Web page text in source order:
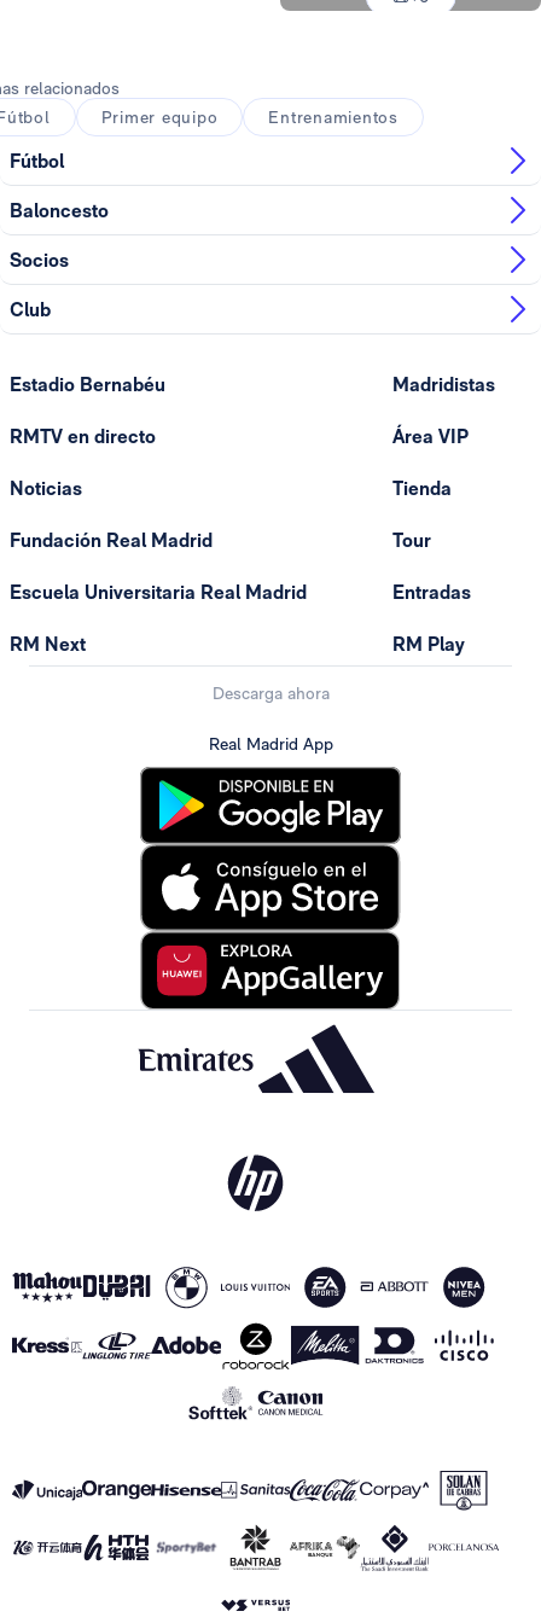
relacionados
Primer equipo Entrenamientos
Fútbol
Baloncesto
Socios
Club
Estadio Bernabéu
RMTV en directo
Noticias
Fundación Real Madrid
Escuela Universitaria Real Madrid
RM Next
Madridistas
Área VIP
Tienda
Tour
Entradas
RM Play
Descarga ahora
Real Madrid App